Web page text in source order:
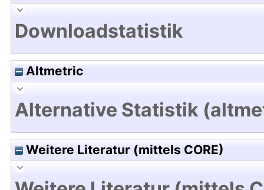
Downloadstatistik
Altmetric
Alternative Statistik
Weitere Literatur (mittels CORE)